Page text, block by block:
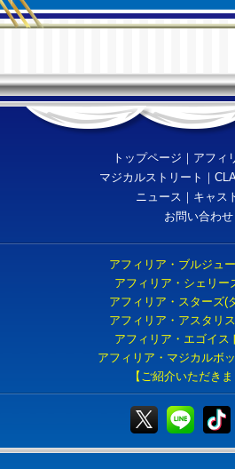
トップページ ｜ アフィ
マジカルストリート ｜
ニュース ｜ キャス
お問い合わせ
アフィリア・ブルジュ
アフィリア・シェリー
アフィリア・スターズ(
アフィリア・アスタリ
アフィリア・エゴイス
アフィリア・マジカルボ
【ご紹介いただきま